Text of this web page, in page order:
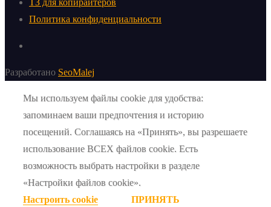
ТЗ для копирайтеров
Политика конфиденциальности
Разработано SeoMalej
Мы используем файлы cookie для удобства:
запоминаем ваши предпочтения и историю
посещений. Соглашаясь на «Принять», вы разрешаете
использование ВСЕХ файлов cookie. Есть
возможность выбрать настройки в разделе
«Настройки файлов cookie».
Настроить cookie
ПРИНЯТЬ